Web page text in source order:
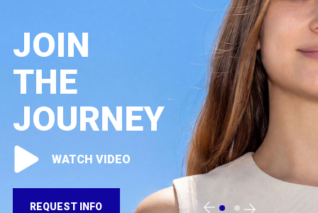
JOIN
THE
JOURNEY
WATCH VIDEO
REQUEST INFO